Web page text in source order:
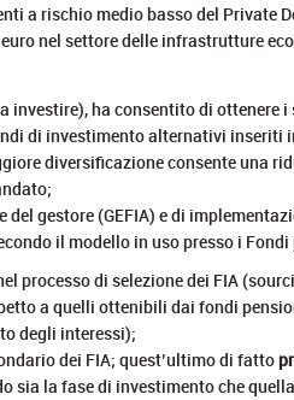
a rischio medio basso del Private
nel settore delle infrastrutture
investire), ha consentito di ottenere
di investimento alternativi inseriti
diversificazione consente una
gestore (GEFIA) e di
il modello in uso presso i
processo di selezione dei FIA
a quelli ottenibili dai fondi
degli interessi);
dei FIA; quest’ultimo di fatto
sia la fase di investimento che